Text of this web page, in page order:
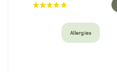
Allergies